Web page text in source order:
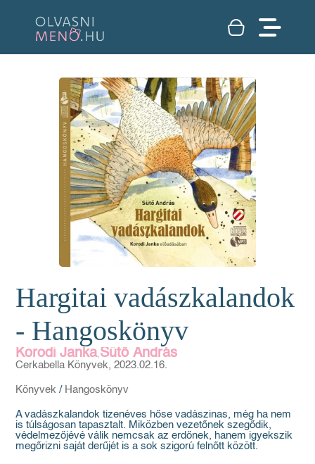
Hargitai vadászkalandok
- Hangoskönyv
Korodi Janka, Sütő András
Cerkabella Könyvek, 2023.02.16.
Könyvek / Hangoskönyv
A vadászkalandok tizenéves hőse vadászinas, még ha nem
is túlságosan tapasztalt. Miközben vezetőnek szegődik,
védelmezőjévé válik nemcsak az erdőnek, hanem igyekszik
megőrizni saját derűjét is a sok szigorú felnőtt között.